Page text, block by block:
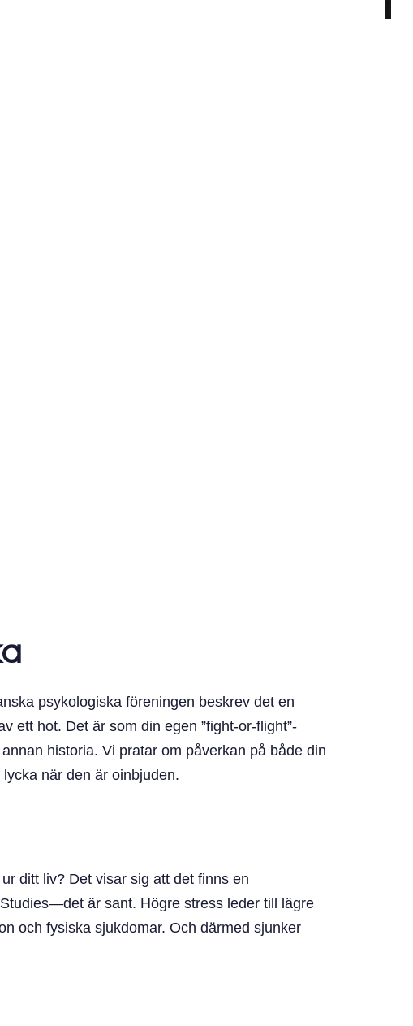
psykologiska föreningen beskrev det en
ett hot. Det är som din egen ”fight-or-flight”-
historia. Vi pratar om påverkan på både din
när den är oinbjuden.
ditt liv? Det visar sig att det finns en
är sant. Högre stress leder till lägre
och fysiska sjukdomar. Och därmed sjunker